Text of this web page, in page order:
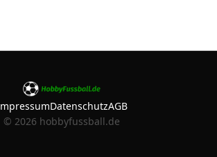
DatenschutzAGB
© 2026 hobbyfussball.de